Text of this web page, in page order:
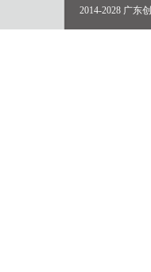
2014-2028 广东